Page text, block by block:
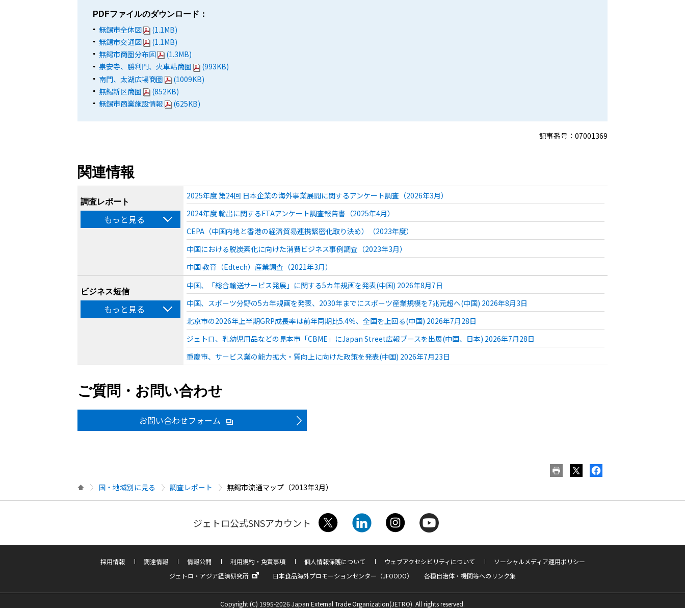
PDFファイルのダウンロード：
無錫市全体図
(1.1MB)
無錫市交通図
(1.1MB)
無錫市商圏分布図
(1.3MB)
祟安寺、勝利門、火車站商圏
(993KB)
南門、太湖広場商圏
(1009KB)
無錫新区商圏
(852KB)
無錫市商業施設情報
(625KB)
記事番号：07001369
関連情報
調査レポート
もっと見る
2025年度 第24回 日本企業の海外事業展開に関するアンケート調査（2026年3月）
2024年度 輸出に関するFTAアンケート調査報告書（2025年4月）
CEPA（中国内地と香港の経済貿易連携緊密化取り決め）（2023年度）
中国における脱炭素化に向けた消費ビジネス事例調査（2023年3月）
中国 教育（Edtech）産業調査（2021年3月）
ビジネス短信
もっと見る
中国、「総合輸送サービス発展」に関する5カ年規画を発表(中国) 2026年8月7日
中国、スポーツ分野の5カ年規画を発表、2030年までにスポーツ産業規模を7兆元超へ(中国) 2026年8月3日
北京市の2026年上半期GRP成長率は前年同期比5.4％、全国を上回る(中国) 2026年7月28日
ジェトロ、乳幼児用品などの見本市「CBME」にJapan Street広報ブースを出展(中国、日本) 2026年7月28日
重慶市、サービス業の能力拡大・質向上に向けた政策を発表(中国) 2026年7月23日
ご質問・お問い合わせ
お問い合わせフォーム
国・地域別に見る 調査レポート 無錫市流通マップ（2013年3月）
ジェトロ公式SNSアカウント
採用情報 調達情報 情報公開 利用規約・免責事項 個人情報保護について ウェブアクセシビリティについて
ソーシャルメディア運用ポリシー
ジェトロ・アジア経済研究所
日本食品海外プロモーションセンター（JFOODO） 各種自治体・機関等へのリンク集
Copyright (C) 1995-2026 Japan External Trade Organization(JETRO). All rights reserved.